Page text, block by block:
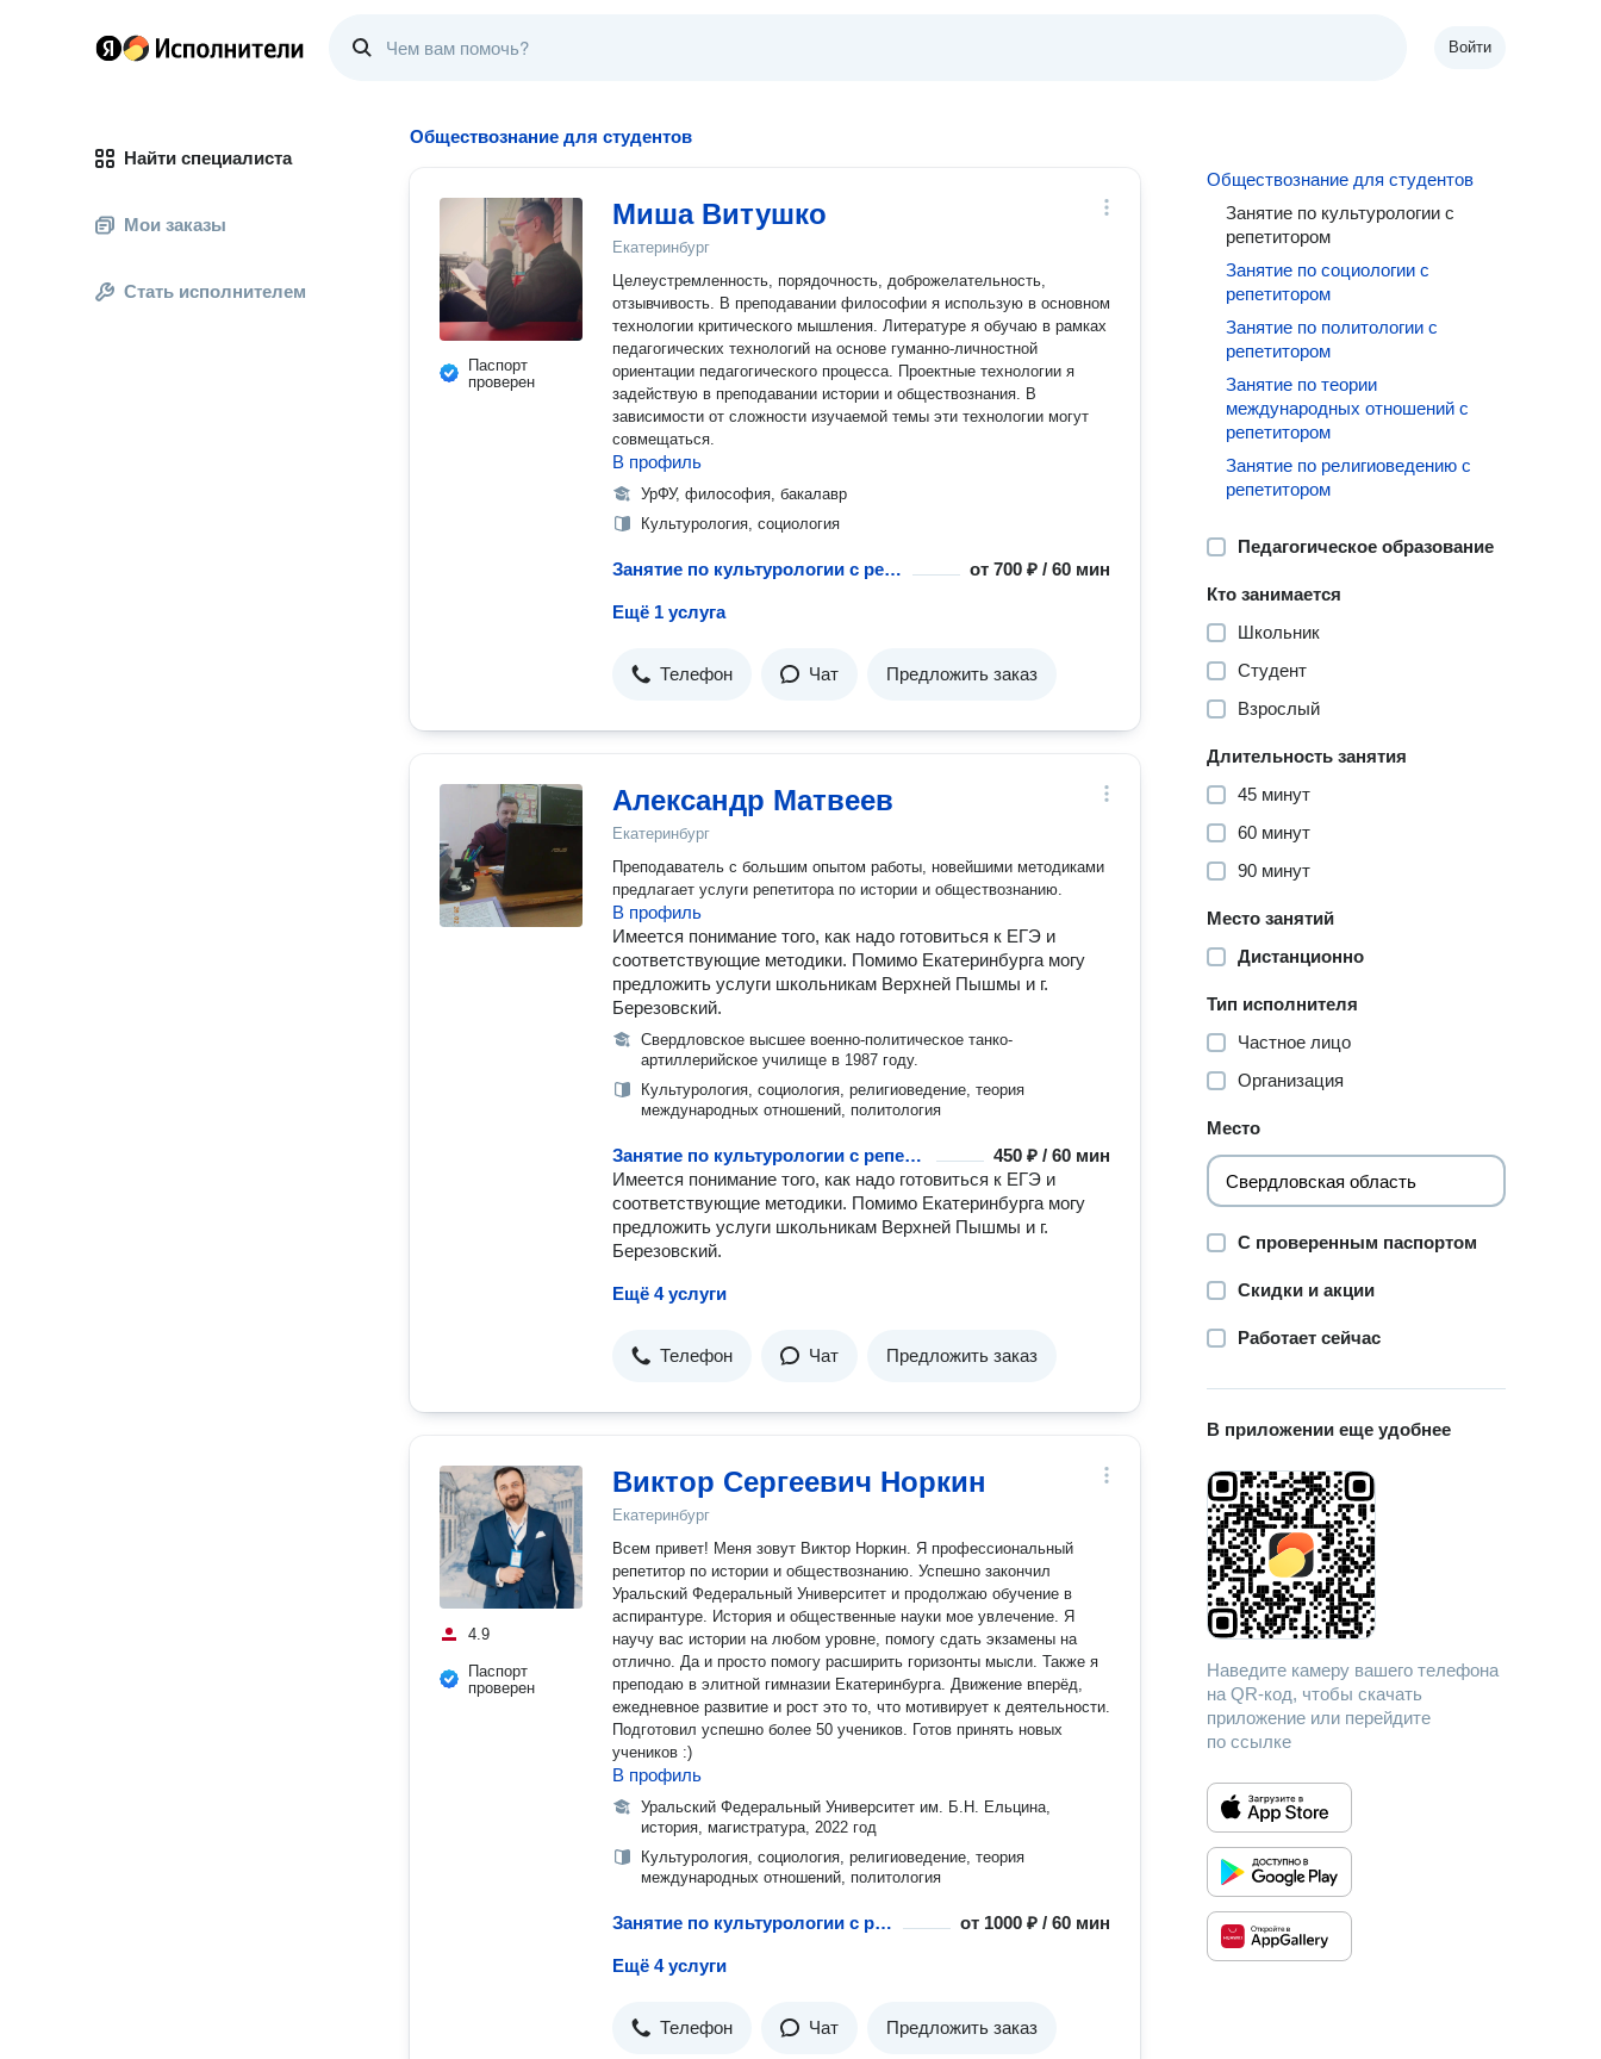
Войти
Найти специалиста
Мои заказы
Стать исполнителем
Обществознание для студентов
Паспорт
проверен
Миша Витушко
Екатеринбург
Целеустремленность, порядочность, доброжелательность,
отзывчивость. В преподавании философии я использую в основном
технологии критического мышления. Литературе я обучаю в рамках
педагогических технологий на основе гуманно-личностной
ориентации педагогического процесса. Проектные технологии я
задействую в преподавании истории и обществознания. В
зависимости от сложности изучаемой темы эти технологии могут
совмещаться.
В профиль
УрФУ, философия, бакалавр
Культурология, социология
Занятие по культурологии с репетитором от700 ₽ / 60 мин
Ещё 1 услуга
Телефон Чат Предложить заказ
Александр Матвеев
Екатеринбург
Преподаватель с большим опытом работы, новейшими методиками
предлагает услуги репетитора по истории и обществознанию.
В профиль
Имеется понимание того, как надо готовиться к ЕГЭ и
соответствующие методики. Помимо Екатеринбурга могу
предложить услуги школьникам Верхней Пышмы и г.
Березовский.
Свердловское высшее военно-политическое танко-
артиллерийское училище в 1987 году.
Культурология, социология, религиоведение, теория
международных отношений, политология
Занятие по культурологии с репетитором
450 ₽ / 60 мин
Имеется понимание того, как надо готовиться к ЕГЭ и
соответствующие методики. Помимо Екатеринбурга могу
предложить услуги школьникам Верхней Пышмы и г.
Березовский.
Ещё 4 услуги
Телефон Чат Предложить заказ
4.9
Паспорт
проверен
Виктор Сергеевич Норкин
Екатеринбург
Всем привет! Меня зовут Виктор Норкин. Я профессиональный
репетитор по истории и обществознанию. Успешно закончил
Уральский Федеральный Университет и продолжаю обучение в
аспирантуре. История и общественные науки мое увлечение. Я
научу вас истории на любом уровне, помогу сдать экзамены на
отлично. Да и просто помогу расширить горизонты мысли. Также я
преподаю в элитной гимназии Екатеринбурга. Движение вперёд,
ежедневное развитие и рост это то, что мотивирует к деятельности.
Подготовил успешно более 50 учеников. Готов принять новых
учеников :)
В профиль
Уральский Федеральный Университет им. Б.Н. Ельцина,
история, магистратура, 2022 год
Культурология, социология, религиоведение, теория
международных отношений, политология
Занятие по культурологии с репетитором от 1000 ₽ / 60 мин
Ещё 4 услуги
Телефон Чат Предложить заказ
Обществознание для студентов
Занятие по культурологии с
репетитором
Занятие по социологии с
репетитором
Занятие по политологии с
репетитором
Занятие по теории
международных отношений с
репетитором
Занятие по религиоведению с
репетитором
Педагогическое образование
Кто занимается
Школьник
Студент
Взрослый
Длительность занятия
45 минут
60 минут
90 минут
Место занятий
Дистанционно
Тип исполнителя
Частное лицо
Организация
Место
С проверенным паспортом
Скидки и акции
Работает сейчас
В приложении еще удобнее
Наведите камеру вашего телефона
на QR-код, чтобы скачать
приложение или перейдите
по ссылке